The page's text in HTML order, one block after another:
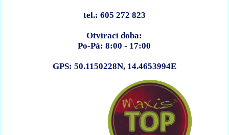
tel.: 605 272 823
Otvírací doba:
Po-Pá: 8:00 - 17:00
GPS: 50.1150228N, 14.4653994E